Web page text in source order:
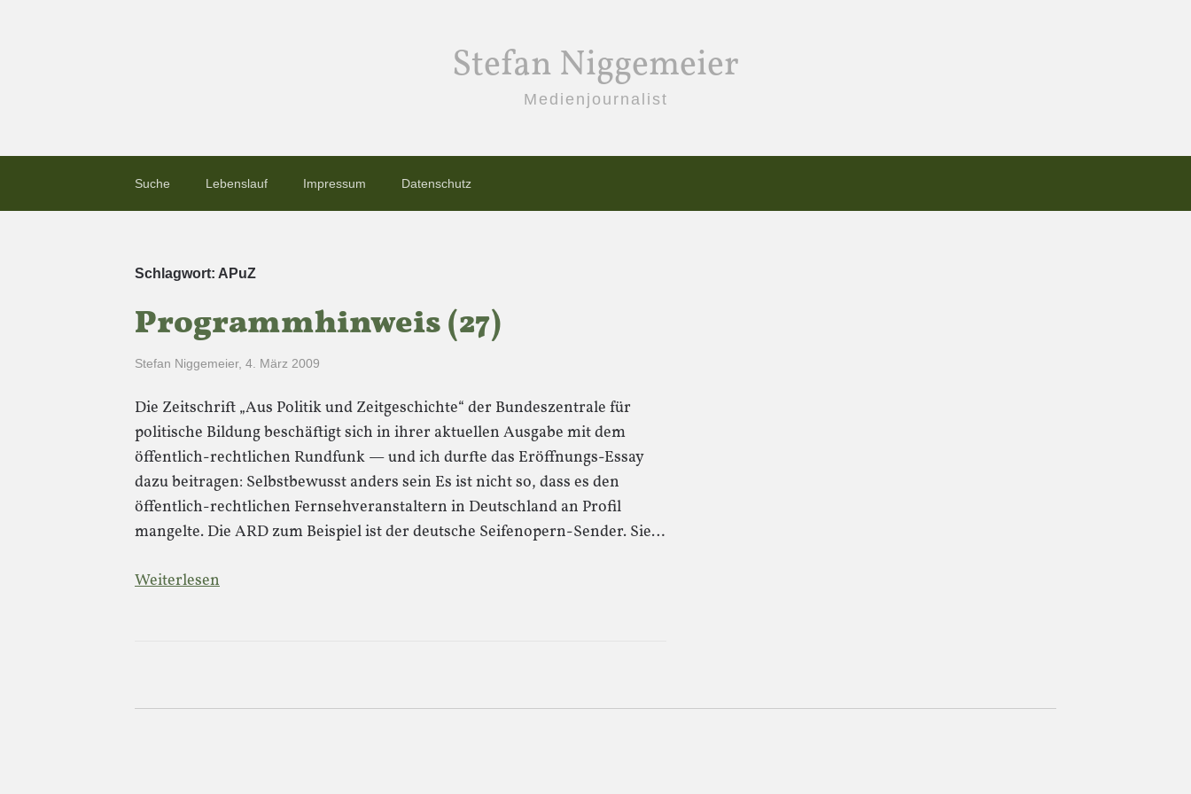
Stefan Niggemeier
Medienjournalist
Suche Lebenslauf Impressum Datenschutz
Schlagwort: APuZ
Programmhinweis (27)
Stefan Niggemeier, 4. März 2009
Die Zeitschrift „Aus Politik und Zeitgeschichte“ der Bundeszentrale für
politische Bildung beschäftigt sich in ihrer aktuellen Ausgabe mit dem
öffentlich-rechtlichen Rundfunk — und ich durfte das Eröffnungs-Essay
dazu beitragen: Selbstbewusst anders sein Es ist nicht so, dass es den
öffentlich-rechtlichen Fernsehveranstaltern in Deutschland an Profil
mangelte. Die ARD zum Beispiel ist der deutsche Seifenopern-Sender. Sie…
Weiterlesen